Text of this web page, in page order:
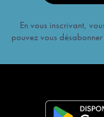
En vous inscrivant,
pouvez vous